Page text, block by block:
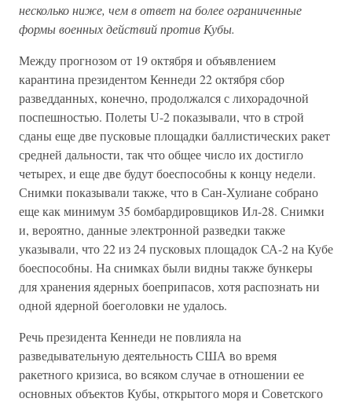
несколько ниже, чем в ответ на более ограниченные
формы военных действий против Кубы.
Между прогнозом от 19 октября и объявлением
карантина президентом Кеннеди 22 октября сбор
разведданных, конечно, продолжался с лихорадочной
поспешностью. Полеты U-2 показывали, что в строй
сданы еще две пусковые площадки баллистических ракет
средней дальности, так что общее число их достигло
четырех, и еще две будут боеспособны к концу недели.
Снимки показывали также, что в Сан-Хулиане собрано
еще как минимум 35 бомбардировщиков Ил-28. Снимки
и, вероятно, данные электронной разведки также
указывали, что 22 из 24 пусковых площадок СА-2 на Кубе
боеспособны. На снимках были видны также бункеры
для хранения ядерных боеприпасов, хотя распознать ни
одной ядерной боеголовки не удалось.
Речь президента Кеннеди не повлияла на
разведывательную деятельность США во время
ракетного кризиса, во всяком случае в отношении ее
основных объектов Кубы, открытого моря и Советского